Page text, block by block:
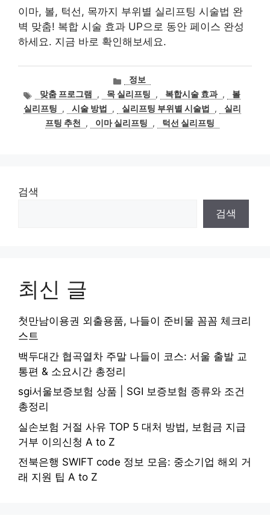
이마, 볼, 턱선, 목까지 부위별 실리프팅 시술법 완
벽 맞춤! 복합 시술 효과 UP으로 동안 페이스 완성
하세요. 지금 바로 확인해보세요.
카
테
고
리
정보
태
그
맞춤 프로그램 , 목 실리프팅 , 복합시술 효과 ,
볼
실리프팅
, 시술 방법 , 실리프팅 부위별 시술법 ,
실리
프팅 추천
, 이마 실리프팅 , 턱선 실리프팅
검색
검색
최신 글
첫만남이용권 외출용품, 나들이 준비물 꼼꼼 체크리
스트
백두대간 협곡열차 주말 나들이 코스: 서울 출발 교
통편 & 소요시간 총정리
sgi서울보증보험 상품 | SGI 보증보험 종류와 조건
총정리
실손보험 거절 사유 TOP 5 대처 방법, 보험금 지급
거부 이의신청 A to Z
전북은행 SWIFT code 정보 모음: 중소기업 해외 거
래 지원 팁 A to Z